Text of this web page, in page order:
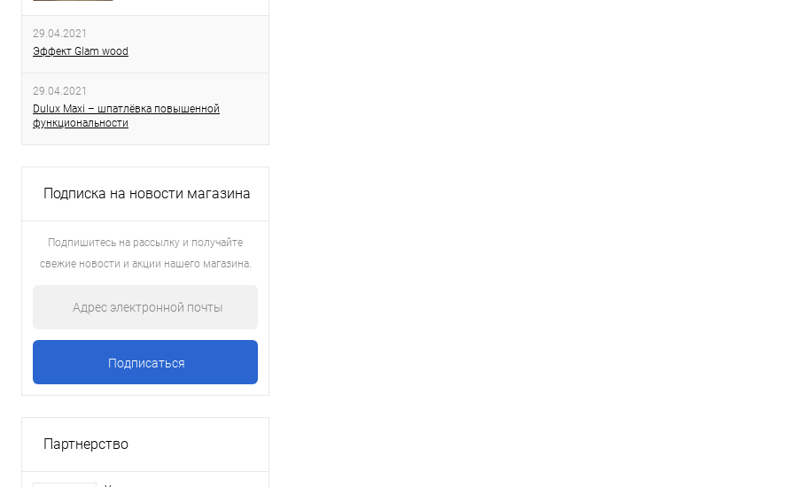
29.04.2021
Эффект Glam wood
29.04.2021
Dulux Maxi – шпатлёвка повышенной
функциональности
Подписка на новости магазина
Подпишитесь на рассылку и получайте
свежие новости и акции нашего магазина.
Партнерство